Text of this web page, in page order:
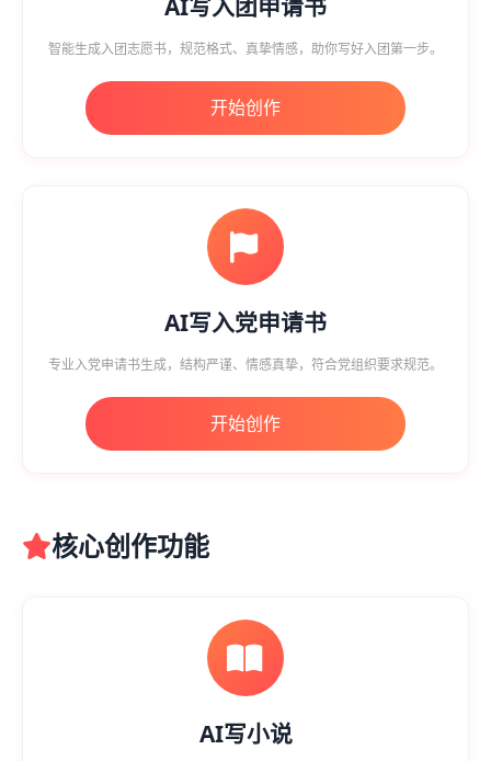
AI写入团申请书
智能生成入团志愿书，规范格式、真挚情感，助你写好入团第一步。
开始创作
AI写入党申请书
专业入党申请书生成，结构严谨、情感真挚，符合党组织要求规范。
开始创作
核心创作功能
AI写小说